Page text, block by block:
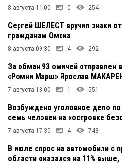
8 августа 11:00 0 254
Сергей ШЕЛЕСТ вручил знаки
гражданам Омска
8 августа 09:30 4 292
За обман 93 омичей отправлен
«Ромни Марш» Ярослав
7 августа 18:00 1 551
Возбуждено уголовное дело
семь человек на «островке
7 августа 17:30 4 743
В июле спрос на автомобили с
области оказался на 11%